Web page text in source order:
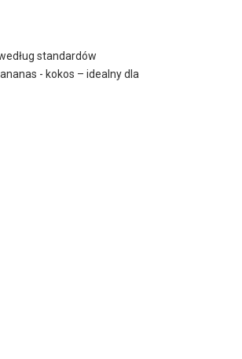
standardów
- kokos – idealny dla